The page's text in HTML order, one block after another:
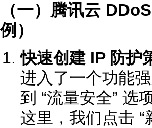
（一）腾讯云
例）
快速创建 IP 防护
进入了一个功能
到 “流量安全” 选
这里，我们点击